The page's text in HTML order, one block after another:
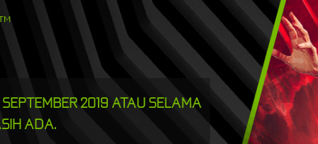
2019 ATAU SELAMA
ADA.